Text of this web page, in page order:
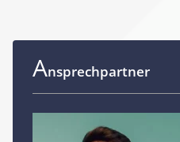
Ansprechpartner